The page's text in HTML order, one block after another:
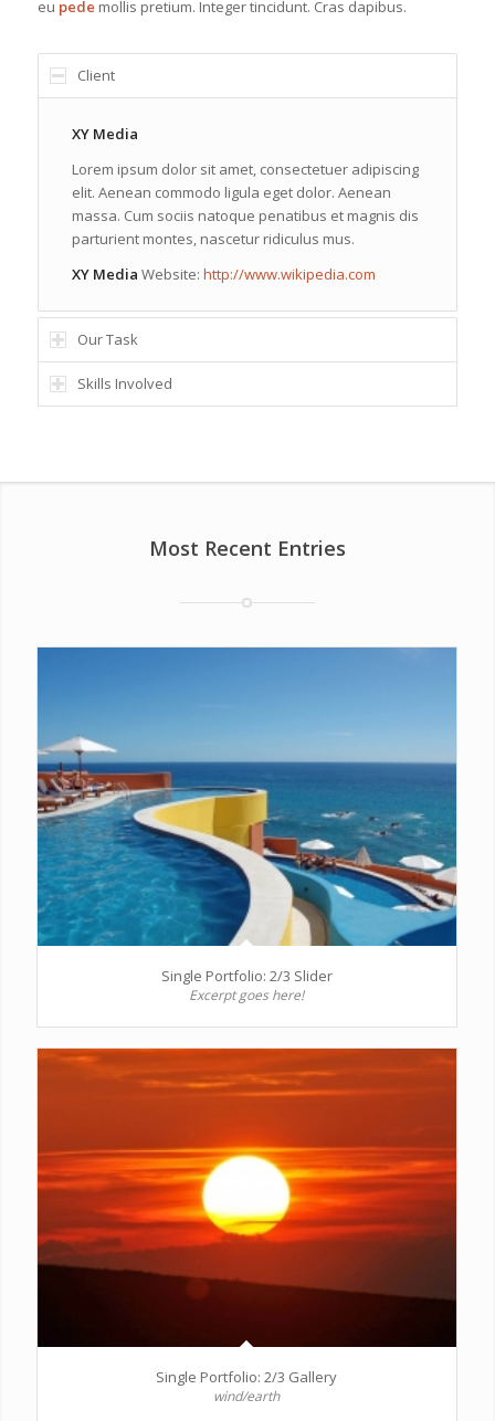
eu pede mollis pretium. Integer tincidunt. Cras dapibus.
Client
XY Media
Lorem ipsum dolor sit amet, consectetuer adipiscing
elit. Aenean commodo ligula eget dolor. Aenean
massa. Cum sociis natoque penatibus et magnis dis
parturient montes, nascetur ridiculus mus.
XY Media Website: http://www.wikipedia.com
Our Task
Skills Involved
Most Recent Entries
Single Portfolio: 2/3 Slider
Excerpt goes here!
Single Portfolio: 2/3 Gallery
wind/earth